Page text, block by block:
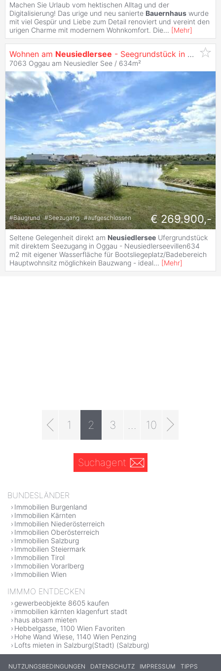
Machen Sie Urlaub vom hektischen Alltag und der
Digitalisierung! Das urige und neu sanierte Bauernhaus wurde
mit viel Gespür und Liebe zum Detail renoviert und vereint den
urigen Charme mit modernem Wohnkomfort. Die... [Mehr]
Wohnen am Neusiedlersee - Seegrundstück in Oggau
7063 Oggau am Neusiedler See / 634m²
#Baugrund #Seezugang #aufgeschlossen € 269.900,-
Seltene Gelegenheit direkt am Neusiedlersee Ufergrundstück
mit direktem Seezugang in Oggau - Neusiedlerseevillen634
m2 mit eigener Wasserfläche für Bootsliegeplatz/Badebereich
Hauptwohnsitz möglichkein Bauzwang - ideal... [Mehr]
1 2 3 10
Suchagent
BUNDESLÄNDER
Immobilien Burgenland
Immobilien Kärnten
Immobilien Niederösterreich
Immobilien Oberösterreich
Immobilien Salzburg
Immobilien Steiermark
Immobilien Tirol
Immobilien Vorarlberg
Immobilien Wien
IMMMO ENTDECKEN
gewerbeobjekte 8605 kaufen
immobilien kärnten klagenfurt stadt
haus absam mieten
Hebbelgasse, 1100 Wien Favoriten
Hohe Wand Wiese, 1140 Wien Penzing
Lofts mieten in Salzburg(Stadt) (Salzburg)
NUTZUNGSBEDINGUNGEN DATENSCHUTZ IMPRESSUM
TIPPS